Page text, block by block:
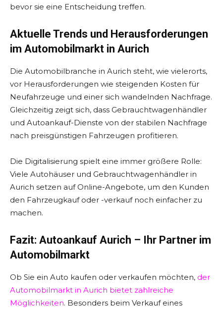
bevor sie eine Entscheidung treffen.
Aktuelle Trends und Herausforderungen
im Automobilmarkt in Aurich
Die Automobilbranche in Aurich steht, wie vielerorts,
vor Herausforderungen wie steigenden Kosten für
Neufahrzeuge und einer sich wandelnden Nachfrage.
Gleichzeitig zeigt sich, dass Gebrauchtwagenhändler
und Autoankauf-Dienste von der stabilen Nachfrage
nach preisgünstigen Fahrzeugen profitieren.
Die Digitalisierung spielt eine immer größere Rolle:
Viele Autohäuser und Gebrauchtwagenhändler in
Aurich setzen auf Online-Angebote, um den Kunden
den Fahrzeugkauf oder -verkauf noch einfacher zu
machen.
Fazit: Autoankauf Aurich – Ihr Partner im
Automobilmarkt
Ob Sie ein Auto kaufen oder verkaufen möchten, der
Automobilmarkt in Aurich bietet zahlreiche
Möglichkeiten. Besonders beim Verkauf eines